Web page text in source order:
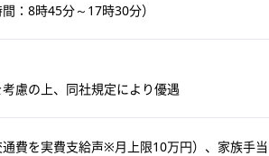
：8時45分～17時30分）
慮の上、同社規定により優遇
費を実費支給声※月上限10万円）、家族手